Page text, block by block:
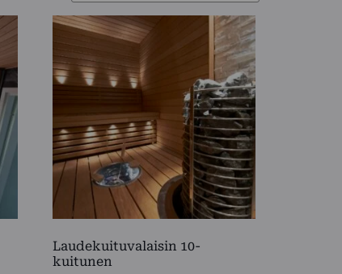
Laudekuituvalaisin 10-
kuitunen